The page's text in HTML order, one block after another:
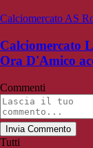
Calciomercato AS
Calciomercato
Ora D'Amico
Commenti
Invia Commento
Tutti